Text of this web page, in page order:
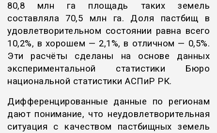
80,8 млн га площадь таких земель
составляла 70,5 млн га. Доля пастбищ в
удовлетворительном состоянии равна всего
10,2%, в хорошем — 2,1%, в отличном — 0,5%.
Эти расчёты сделаны на основе данных
экспериментальной статистики Бюро
национальной статистики АСПиР РК.
Дифференцированные данные по регионам
дают понимание, что неудовлетворительная
ситуация с качеством пастбищных земель